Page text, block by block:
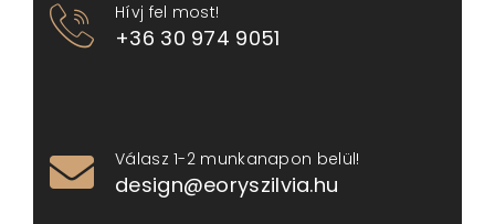
Hívj fel most!
+36 30 974 9051
Válasz 1-2 munkanapon belül!
design@eoryszilvia.hu